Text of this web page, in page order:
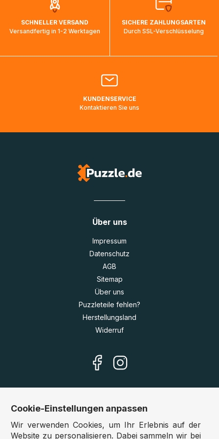
auf dem Weg ins Zielland sind. Die Sendungsverfolgung
ankommen und von der dortigen Zustellorganisation weiter
bearbeitet werden.
Bitte kontaktieren Sie denKundenservicefalls Ihr Paket
Lieferadressen in Deutschland oder Europa mehrere Tage
SCHNELLER VERSAND
Versandfertig in 1-2 Werktagen
SICHERE ZAHLUNGSARTEN
Durch SSL-Verschlüsselung
KUNDENSERVICE
Kontaktieren Sie uns
Über uns
Impressum
Datenschutz
AGB
Sitemap
Über uns
Puzzleteile fehlen?
Herstellungsland
Widerruf
Unsere Shops
Deutschland:www.puzzle.de
Cookie-Einstellungen anpassen
Wir verwenden Cookies, um Ihr Erlebnis auf der
Website zu personalisieren. Dabei sammeln wir bei